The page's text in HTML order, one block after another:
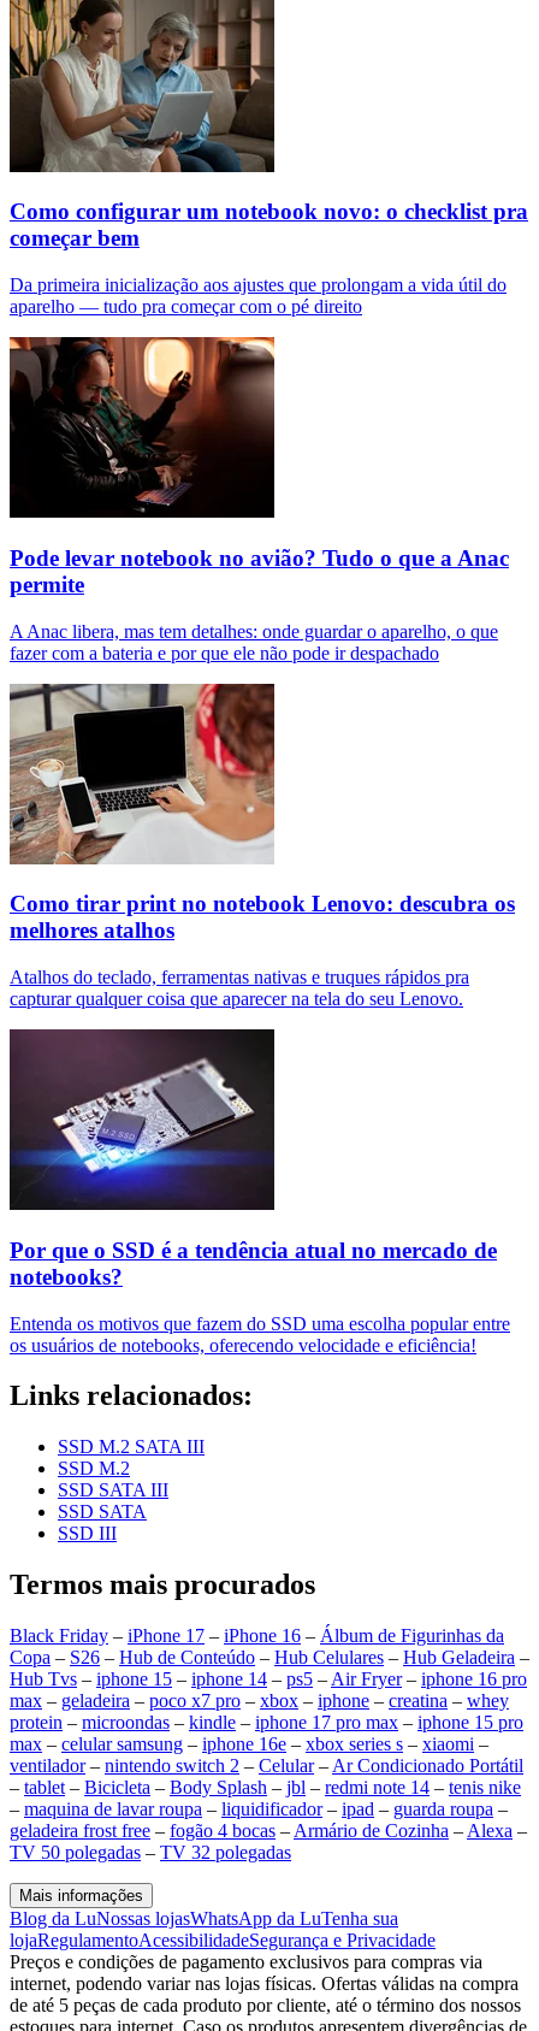
Como configurar um notebook novo: o checklist pra
começar bem
Da primeira inicialização aos ajustes que prolongam a vida útil do
aparelho — tudo pra começar com o pé direito
Pode levar notebook no avião? Tudo o que a Anac
permite
A Anac libera, mas tem detalhes: onde guardar o aparelho, o que
fazer com a bateria e por que ele não pode ir despachado
Como tirar print no notebook Lenovo: descubra os
melhores atalhos
Atalhos do teclado, ferramentas nativas e truques rápidos pra
capturar qualquer coisa que aparecer na tela do seu Lenovo.
Por que o SSD é a tendência atual no mercado de
notebooks?
Entenda os motivos que fazem do SSD uma escolha popular entre
os usuários de notebooks, oferecendo velocidade e eficiência!
Links relacionados:
SSD M.2 SATA III
SSD M.2
SSD SATA III
SSD SATA
SSD III
Termos mais procurados
Black Friday – iPhone 17 – iPhone 16 – Álbum de Figurinhas da
Copa – S26 – Hub de Conteúdo – Hub Celulares – Hub Geladeira –
Hub Tvs – iphone 15 – iphone 14 – ps5 – Air Fryer– iphone 16 pro
max – geladeira – poco x7 pro – xbox – iphone – creatina – whey
protein – microondas – kindle – iphone 17 pro max – iphone 15 pro
max – celular samsung – iphone 16e – xbox series s – xiaomi –
ventilador– nintendo switch 2 – Celular– Ar Condicionado Portátil
– tablet – Bicicleta – Body Splash – jbl – redmi note 14 – tenis nike
– maquina de lavar roupa – liquidificador– ipad – guarda roupa –
geladeira frost free – fogão 4 bocas – Armário de Cozinha – Alexa –
TV 50 polegadas – TV 32 polegadas
Mais informações
Blog da LuNossas lojasWhatsApp da LuTenha sua
lojaRegulamentoAcessibilidadeSegurança e Privacidade
Preços e condições de pagamento exclusivos para compras via
internet, podendo variar nas lojas físicas. Ofertas válidas na compra
de até 5 peças de cada produto por cliente, até o término dos nossos